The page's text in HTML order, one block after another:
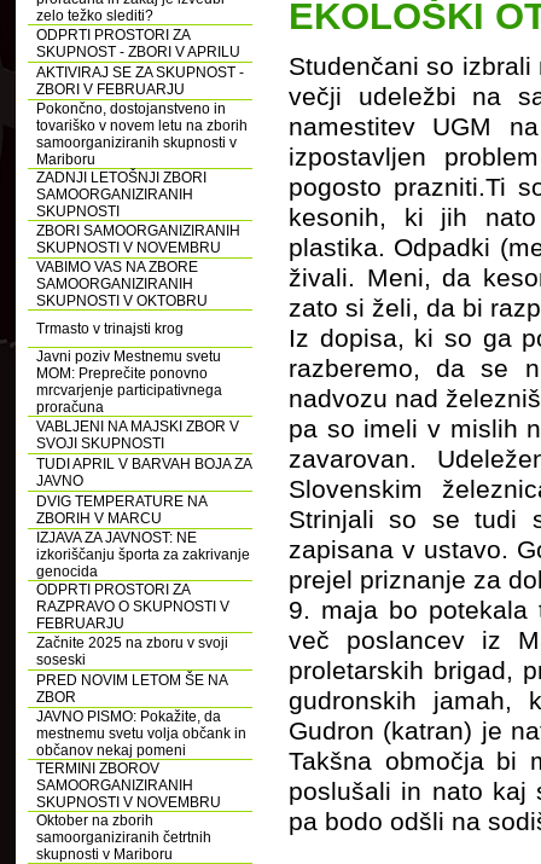
zelo težko slediti?
ODPRTI PROSTORI ZA
SKUPNOST - ZBORI V APRILU
AKTIVIRAJ SE ZA SKUPNOST -
ZBORI V FEBRUARJU
Pokončno, dostojanstveno in
tovariško v novem letu na zborih
samoorganiziranih skupnosti v
Mariboru
ZADNJI LETOŠNJI ZBORI
SAMOORGANIZIRANIH
SKUPNOSTI
ZBORI SAMOORGANIZIRANIH
SKUPNOSTI V NOVEMBRU
VABIMO VAS NA ZBORE
SAMOORGANIZIRANIH
SKUPNOSTI V OKTOBRU
Trmasto v trinajsti krog
Javni poziv Mestnemu svetu
MOM: Preprečite ponovno
mrcvarjenje participativnega
proračuna
VABLJENI NA MAJSKI ZBOR V
SVOJI SKUPNOSTI
TUDI APRIL V BARVAH BOJA ZA
JAVNO
DVIG TEMPERATURE NA
ZBORIH V MARCU
IZJAVA ZA JAVNOST: NE
izkoriščanju športa za zakrivanje
genocida
ODPRTI PROSTORI ZA
RAZPRAVO O SKUPNOSTI V
FEBRUARJU
Začnite 2025 na zboru v svoji
soseski
PRED NOVIM LETOM ŠE NA
ZBOR
JAVNO PISMO: Pokažite, da
mestnemu svetu volja občank in
občanov nekaj pomeni
TERMINI ZBOROV
SAMOORGANIZIRANIH
SKUPNOSTI V NOVEMBRU
Oktober na zborih
samoorganiziranih četrtnih
skupnosti v Mariboru
EKOLOŠKI
Studenčani so
večji udeležbi na
namestitev UGM
izpostavljen
pogosto prazniti.Ti
kesonih, ki jih
plastika. Odpadki
živali. Meni, da
zato si želi, da bi
Iz dopisa, ki so ga
razberemo, da se
nadvozu nad
pa so imeli v mislih
zavarovan.
Slovenskim
Strinjali so se tudi
zapisana v ustavo.
prejel priznanje za
9. maja bo potekala
več poslancev iz
proletarskih brigad,
gudronskih jamah,
Gudron (katran) je
Takšna območja bi
poslušali in nato kaj
pa bodo odšli na